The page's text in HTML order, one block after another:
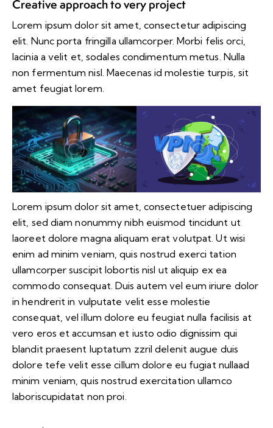
Creative approach to very project
Lorem ipsum dolor sit amet, consectetur adipiscing
elit. Nunc porta fringilla ullamcorper. Morbi felis orci,
lacinia a velit et, sodales condimentum metus. Nulla
non fermentum nisl. Maecenas id molestie turpis, sit
amet feugiat lorem.
Lorem ipsum dolor sit amet, consectetuer adipiscing
elit, sed diam nonummy nibh euismod tincidunt ut
laoreet dolore magna aliquam erat volutpat. Ut wisi
enim ad minim veniam, quis nostrud exerci tation
ullamcorper suscipit lobortis nisl ut aliquip ex ea
commodo consequat. Duis autem vel eum iriure dolor
in hendrerit in vulputate velit esse molestie
consequat, vel illum dolore eu feugiat nulla facilisis at
vero eros et accumsan et iusto odio dignissim qui
blandit praesent luptatum zzril delenit augue duis
dolore tefe velit esse cillum dolore eu fugiat nullaad
minim veniam, quis nostrud exercitation ullamco
laboriscupidatat non proi.